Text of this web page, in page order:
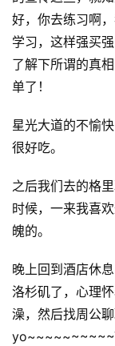
栏
行
业
态
碎
念
荐
&
工
具
好，你去练习啊
学习，这样强买
了解下所谓的真
单了！
星光大道的不愉
很好吃。
之后我们去的格
时候，一来我喜
魄的。
晚上回到酒店休
洛杉矶了，心理
澡，然后找周公聊